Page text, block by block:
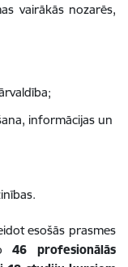
vairākās nozarēs,
informācijas un
esošās prasmes
46 profesionālās